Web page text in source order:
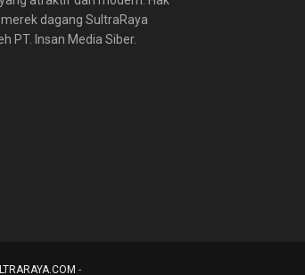
dagang SultraRaya
PT. Insan Media Siber.
-